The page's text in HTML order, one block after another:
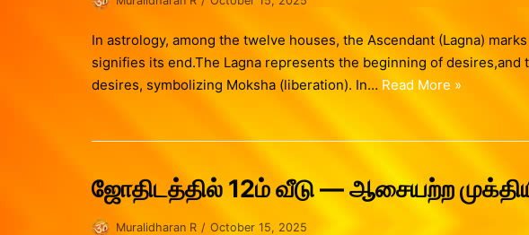
In astrology, among the twelve houses, the Ascendant (Lagna)
signifies its end.The Lagna represents the beginning of
desires, symbolizing Moksha (liberation). In… Read More »
ஜோதிடத்தில் 12ம் வீடு — ஆசையற்ற
Muralidharan R October 15, 2025